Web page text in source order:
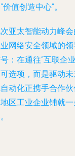
价值创造中心”。
亚太智能动力峰
网络安全领域的
：在通往“互联企
选项，而是驱动
动化正携手合作
区工业企业铺就